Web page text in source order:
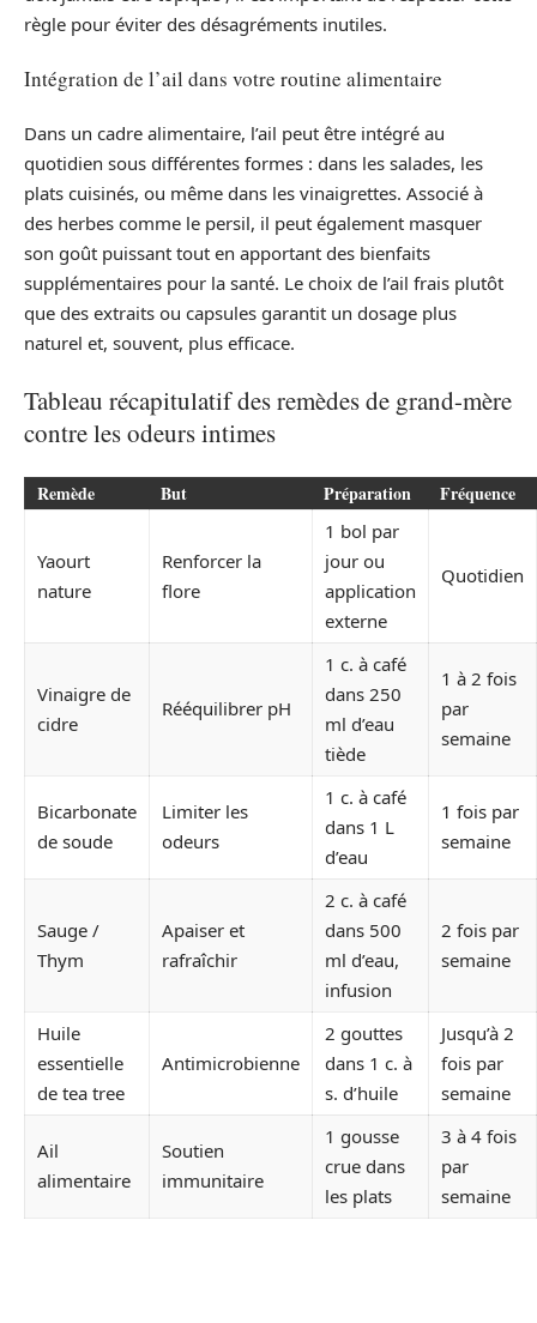
règle pour éviter des désagréments inutiles.
Intégration de l’ail dans votre routine alimentaire
Dans un cadre alimentaire, l’ail peut être intégré au
quotidien sous différentes formes : dans les salades, les
plats cuisinés, ou même dans les vinaigrettes. Associé à
des herbes comme le persil, il peut également masquer
son goût puissant tout en apportant des bienfaits
supplémentaires pour la santé. Le choix de l’ail frais plutôt
que des extraits ou capsules garantit un dosage plus
naturel et, souvent, plus efficace.
Tableau récapitulatif des remèdes de grand-mère
contre les odeurs intimes
Remède But Préparation Fréquence
Yaourt
nature
Renforcer la
flore
1 bol par
jour ou
application
externe
Quotidien
Vinaigre de
cidre
Rééquilibrer pH
1 c. à café
dans 250
ml d’eau
tiède
1 à 2 fois
par
semaine
Bicarbonate
de soude
Limiter les
odeurs
1 c. à café
dans 1 L
d’eau
1 fois par
semaine
Sauge /
Thym
Apaiser et
rafraîchir
2 c. à café
dans 500
ml d’eau,
infusion
2 fois par
semaine
Huile
essentielle
de tea tree
Antimicrobienne
2 gouttes
dans 1 c. à
s. d’huile
Jusqu’à 2
fois par
semaine
Ail
alimentaire
Soutien
immunitaire
1 gousse
crue dans
les plats
3 à 4 fois
par
semaine